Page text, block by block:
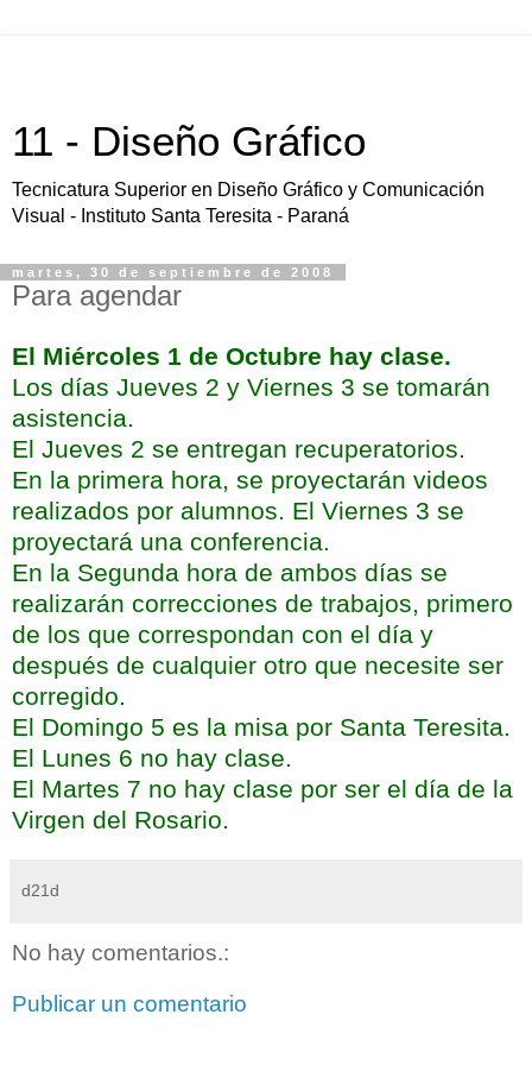
11 - Diseño Gráfico
Tecnicatura Superior en Diseño Gráfico y Comunicación
Visual - Instituto Santa Teresita - Paraná
martes, 30 de septiembre de 2008
Para agendar
El Miércoles 1 de Octubre hay clase.
Los días Jueves 2 y Viernes 3 se tomarán
asistencia.
El Jueves 2 se entregan recuperatorios.
En la primera hora, se proyectarán videos
realizados por alumnos. El Viernes 3 se
proyectará una conferencia.
En la Segunda hora de ambos días se
realizarán correcciones de trabajos, primero
de los que correspondan con el día y
después de cualquier otro que necesite ser
corregido.
El Domingo 5 es la misa por Santa Teresita.
El Lunes 6 no hay clase.
El Martes 7 no hay clase por ser el día de la
Virgen del Rosario.
d21d
No hay comentarios.:
Publicar un comentario